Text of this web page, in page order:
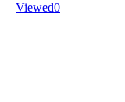
Viewed0